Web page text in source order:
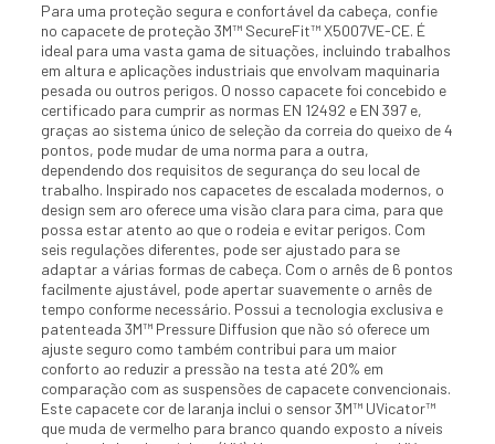
Para uma proteção segura e confortável da cabeça, confie
no capacete de proteção 3M™ SecureFit™ X5007VE-CE. É
ideal para uma vasta gama de situações, incluindo trabalhos
em altura e aplicações industriais que envolvam maquinaria
pesada ou outros perigos. O nosso capacete foi concebido e
certificado para cumprir as normas EN 12492 e EN 397 e,
graças ao sistema único de seleção da correia do queixo de 4
pontos, pode mudar de uma norma para a outra,
dependendo dos requisitos de segurança do seu local de
trabalho. Inspirado nos capacetes de escalada modernos, o
design sem aro oferece uma visão clara para cima, para que
possa estar atento ao que o rodeia e evitar perigos. Com
seis regulações diferentes, pode ser ajustado para se
adaptar a várias formas de cabeça. Com o arnês de 6 pontos
facilmente ajustável, pode apertar suavemente o arnês de
tempo conforme necessário. Possui a tecnologia exclusiva e
patenteada 3M™ Pressure Diffusion que não só oferece um
ajuste seguro como também contribui para um maior
conforto ao reduzir a pressão na testa até 20% em
comparação com as suspensões de capacete convencionais.
Este capacete cor de laranja inclui o sensor 3M™ UVicator™
que muda de vermelho para branco quando exposto a níveis